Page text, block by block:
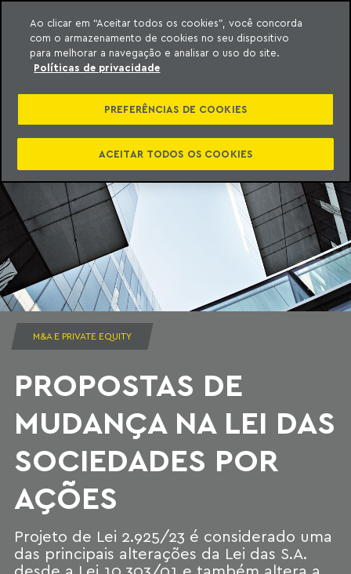
o conteúdo
Machado Meyer
M&A E PRIVATE EQUITY
PROPOSTAS DE
MUDANÇA NA LEI DAS
SOCIEDADES POR
AÇÕES
Projeto de Lei 2.925/23 é considerado uma
das principais alterações da Lei das S.A.
Ao clicar em “Aceitar todos os cookies”, você concorda
com o armazenamento de cookies no seu dispositivo
para melhorar a navegação e analisar o uso do site.
Políticas de privacidade
PREFERÊNCIAS DE COOKIES
ACEITAR TODOS OS COOKIES